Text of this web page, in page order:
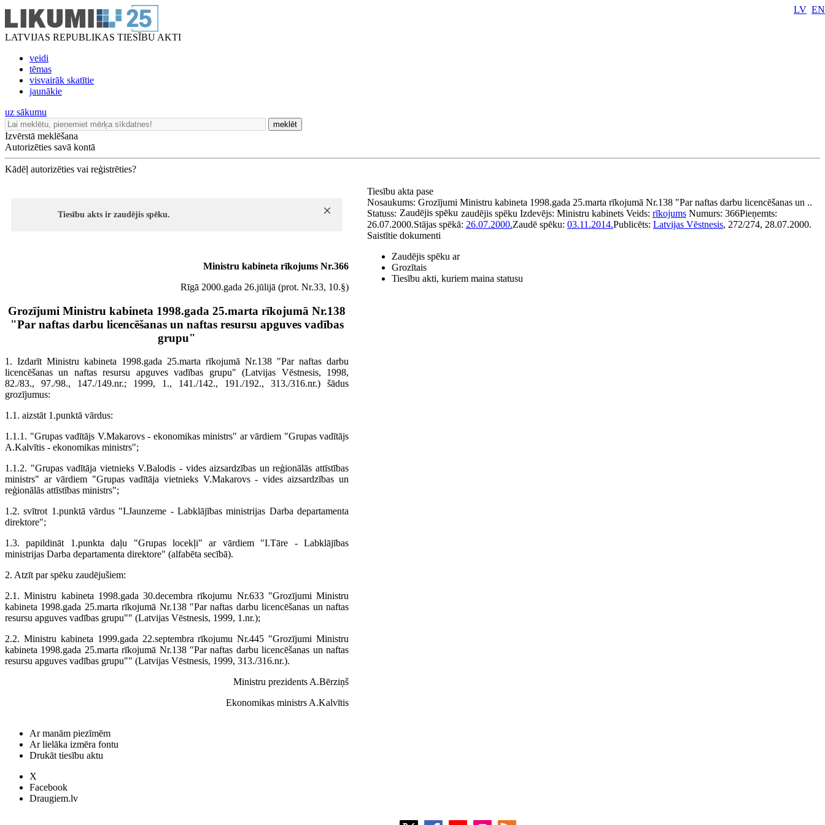
LATVIJAS REPUBLIKAS TIESĪBU AKTI
veidi
tēmas
visvairāk skatītie
jaunākie
LV EN
uz sākumu
meklēt
Izvērstā meklēšana
Autorizēties savā kontā
Kādēļ autorizēties vai reģistrēties?
Tiesību akts ir zaudējis spēku.
Ministru kabineta rīkojums Nr.366
Rīgā 2000.gada 26.jūlijā (prot. Nr.33, 10.§)
Grozījumi Ministru kabineta 1998.gada 25.marta rīkojumā Nr.138
"Par naftas darbu licencēšanas un naftas resursu apguves vadības
grupu"
1. Izdarīt Ministru kabineta 1998.gada 25.marta rīkojumā Nr.138 "Par naftas darbu
licencēšanas un naftas resursu apguves vadības grupu" (Latvijas Vēstnesis, 1998,
82./83., 97./98., 147./149.nr.; 1999, 1., 141./142., 191./192., 313./316.nr.) šādus
grozījumus:
1.1. aizstāt 1.punktā vārdus:
1.1.1. "Grupas vadītājs V.Makarovs - ekonomikas ministrs" ar vārdiem "Grupas vadītājs
A.Kalvītis - ekonomikas ministrs";
1.1.2. "Grupas vadītāja vietnieks V.Balodis - vides aizsardzības un reģionālās attīstības
ministrs" ar vārdiem "Grupas vadītāja vietnieks V.Makarovs - vides aizsardzības un
reģionālās attīstības ministrs";
1.2. svītrot 1.punktā vārdus "I.Jaunzeme - Labklājības ministrijas Darba departamenta
direktore";
1.3. papildināt 1.punkta daļu "Grupas locekļi" ar vārdiem "I.Tāre - Labklājības
ministrijas Darba departamenta direktore" (alfabēta secībā).
2. Atzīt par spēku zaudējušiem:
2.1. Ministru kabineta 1998.gada 30.decembra rīkojumu Nr.633 "Grozījumi Ministru
kabineta 1998.gada 25.marta rīkojumā Nr.138 "Par naftas darbu licencēšanas un naftas
resursu apguves vadības grupu"" (Latvijas Vēstnesis, 1999, 1.nr.);
2.2. Ministru kabineta 1999.gada 22.septembra rīkojumu Nr.445 "Grozījumi Ministru
kabineta 1998.gada 25.marta rīkojumā Nr.138 "Par naftas darbu licencēšanas un naftas
resursu apguves vadības grupu"" (Latvijas Vēstnesis, 1999, 313./316.nr.).
Ministru prezidents A.Bērziņš
Ekonomikas ministrs A.Kalvītis
Tiesību akta pase
Nosaukums: Grozījumi Ministru kabineta 1998.gada 25.marta rīkojumā Nr.138 "Par naftas darbu licencēšanas un ..
Statuss: Zaudējis spēku zaudējis spēku Izdevējs: Ministru kabinets Veids: rīkojums Numurs: 366Pieņemts:
26.07.2000.Stājas spēkā: 26.07.2000.Zaudē spēku: 03.11.2014.Publicēts: Latvijas Vēstnesis, 272/274, 28.07.2000.
Saistītie dokumenti
Zaudējis spēku ar
Grozītais
Tiesību akti, kuriem maina statusu
Ar manām piezīmēm
Ar lielāka izmēra fontu
Drukāt tiesību aktu
X
Facebook
Draugiem.lv